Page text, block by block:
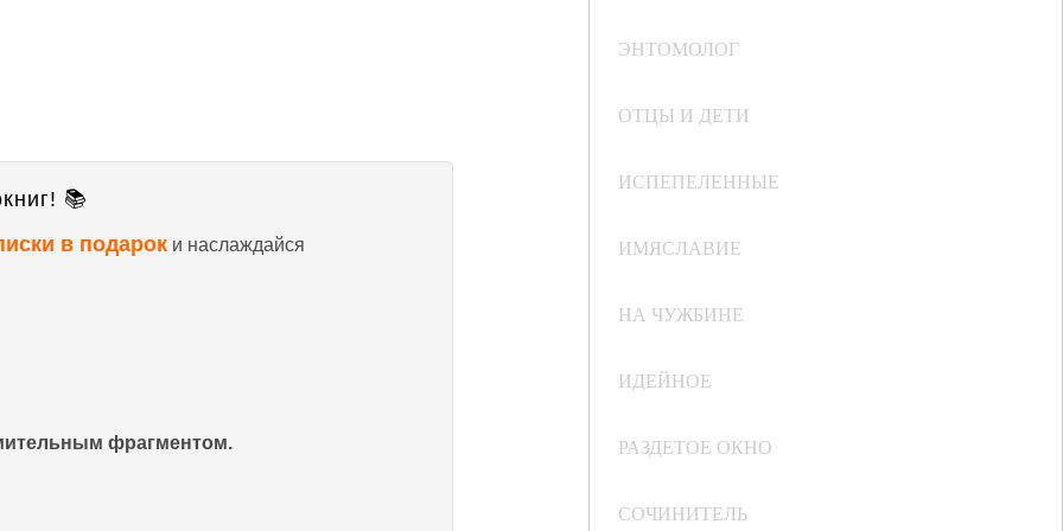
ЭНТОМОЛОГ
ОТЦЫ И ДЕТИ
ИСПЕПЕЛЕННЫЕ
ИМЯСЛАВИЕ
НА ЧУЖБИНЕ
ИДЕЙНОЕ
РАЗДЕТОЕ ОКНО
СОЧИНИТЕЛЬ
📚
в подарок и наслаждайся
фрагментом.